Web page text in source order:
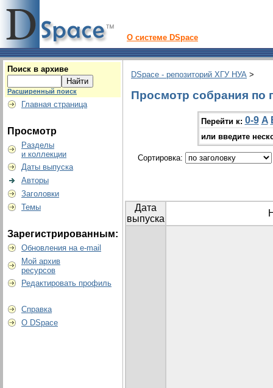
О системе DSpace
Поиск в архиве
Расширенный поиск
Главная страница
Просмотр
Разделы
и коллекции
Даты выпуска
Авторы
Заголовки
Темы
Зарегистрированным:
Обновления на e-mail
Мой архив
ресурсов
Редактировать профиль
Справка
О DSpace
DSpace - репозиторий ХГУ НУА >
Просмотр собрания по
Перейти к: 0-9 A
или введите
Сортировка:
Дата
выпуска